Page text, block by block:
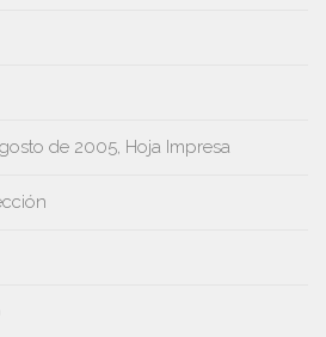
de 2005, Hoja Impresa